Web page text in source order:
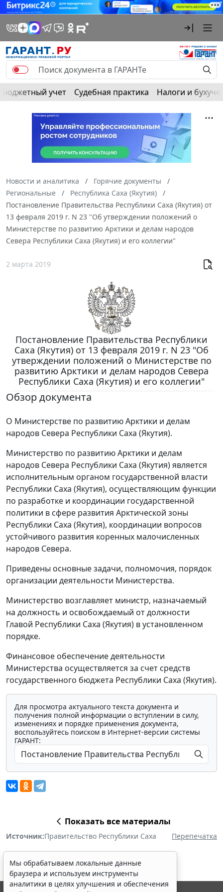
Бюджетный учет Судебная практика Налоги и
Новости и аналитика
Горячие документы
Региональные
Республика Саха (Якутия)
Постановление Правительства Республики Саха (Якутия) от
13 февраля 2019 г. N 23 "Об утверждении положений о
Министерстве по развитию Арктики и делам народов
Севера Республики Саха (Якутия) и его коллегии"
2 марта 2019
Постановление Правительства Республики
Саха (Якутия) от 13 февраля 2019 г. N 23 "Об
утверждении положений о Министерстве по
развитию Арктики и делам народов Севера
Республики Саха (Якутия) и его коллегии"
Обзор документа
О Министерстве по развитию Арктики и делам
народов Севера Республики Саха (Якутия).
Министерство по развитию Арктики и делам
народов Севера Республики Саха (Якутия) является
исполнительным органом государственной власти
Республики Саха (Якутия), осуществляющим функции
по разработке и координации государственной
политики в сфере развития Арктической зоны
Республики Саха (Якутия), координации вопросов
устойчивого развития коренных малочисленных
народов Севера.
Приведены основные задачи, полномочия, порядок
организации деятельности Министерства.
Министерство возглавляет министр, назначаемый
на должность и освобождаемый от должности
Главой Республики Саха (Якутия) в установленном
порядке.
Финансовое обеспечение деятельности
Министерства осуществляется за счет средств
государственного бюджета Республики Саха (Якутия).
Для просмотра актуального текста документа и
получения полной информации о вступлении в силу,
изменениях и порядке применения документа,
воспользуйтесь поиском в Интернет-версии системы
ГАРАНТ:
Показать все материалы
Источник:Правительство Республики Саха Перепечатка
Мы обрабатываем локальные данные
браузера и используем инструменты
аналитики в целях улучшения и обеспечения